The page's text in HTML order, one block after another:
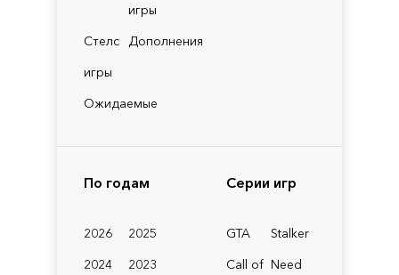
игры
Стелс
игры
Дополнения
Ожидаемые
По годам
2026
2025
2024
2023
Серии игр
GTA
Stalker
Call of Need